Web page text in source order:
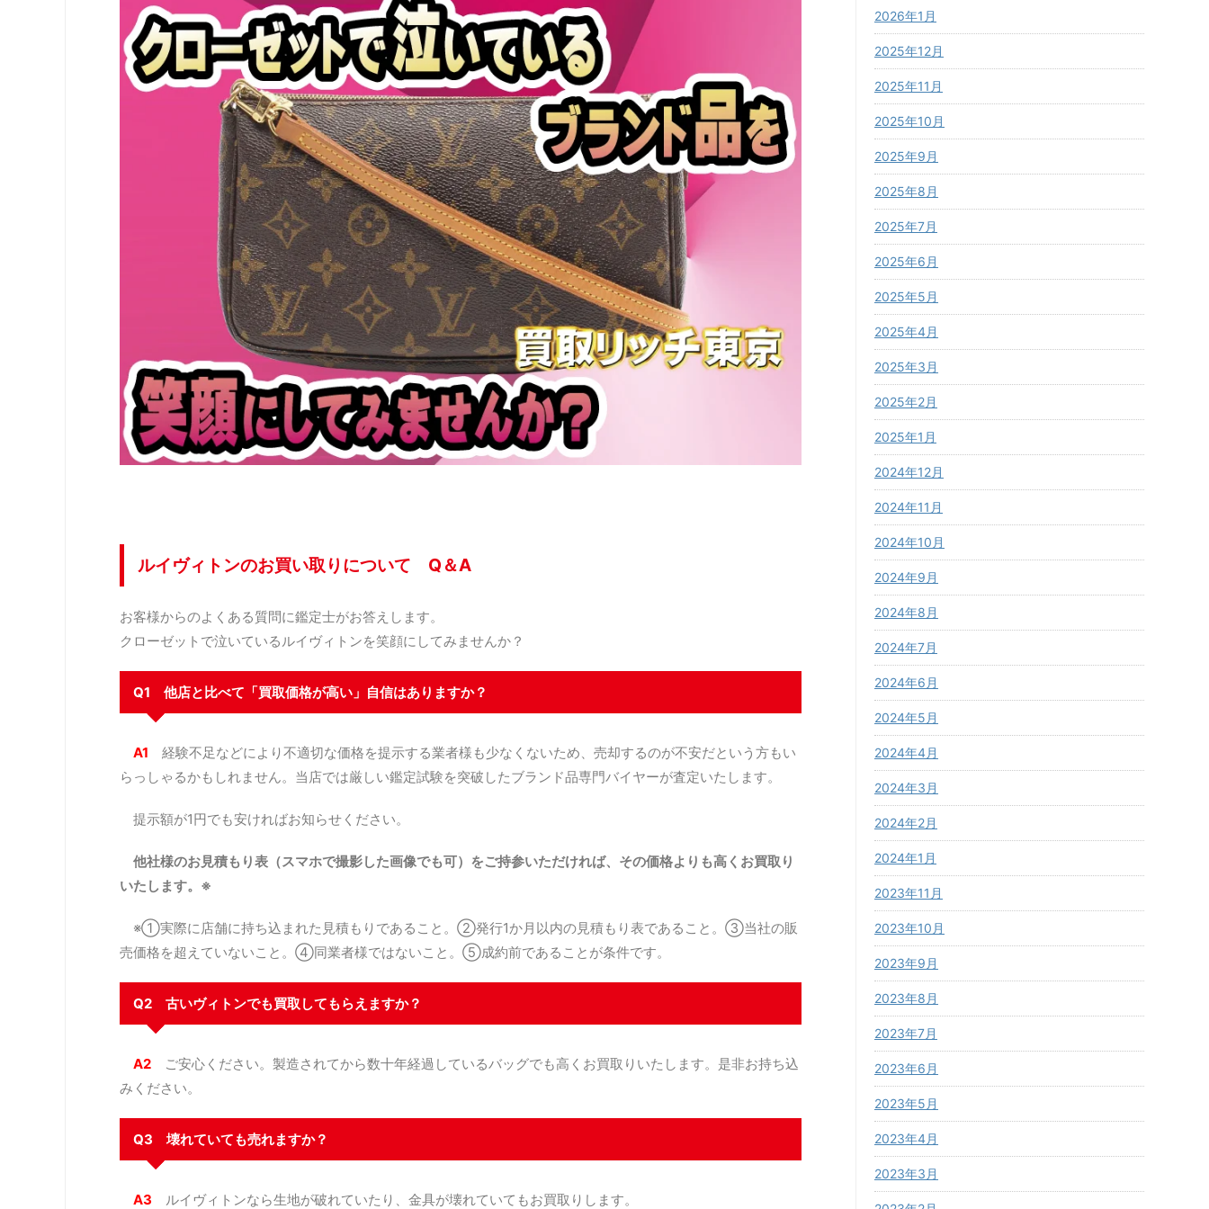
ルイヴィトンのお買い取りについて Q＆A
お客様からのよくある質問に鑑定士がお答えします。
クローゼットで泣いているルイヴィトンを笑顔にしてみませんか？
Q1 他店と比べて「買取価格が高い」自信はありますか？
A1 経験不足などにより不適切な価格を提示する業者様も少なくないため、売却するのが不安だという方もい
らっしゃるかもしれません。当店では厳しい鑑定試験を突破したブランド品専門バイヤーが査定いたします。
提示額が1円でも安ければお知らせください。
他社様のお見積もり表（スマホで撮影した画像でも可）をご持参いただければ、その価格よりも高くお買取り
いたします。※
※①実際に店舗に持ち込まれた見積もりであること。②発行1か月以内の見積もり表であること。③当社の販
売価格を超えていないこと。④同業者様ではないこと。⑤成約前であることが条件です。
Q2 古いヴィトンでも買取してもらえますか？
A2 ご安心ください。製造されてから数十年経過しているバッグでも高くお買取りいたします。是非お持ち込
みください。
Q3 壊れていても売れますか？
A3 ルイヴィトンなら生地が破れていたり、金具が壊れていてもお買取りします。
2026年1月
2025年12月
2025年11月
2025年10月
2025年9月
2025年8月
2025年7月
2025年6月
2025年5月
2025年4月
2025年3月
2025年2月
2025年1月
2024年12月
2024年11月
2024年10月
2024年9月
2024年8月
2024年7月
2024年6月
2024年5月
2024年4月
2024年3月
2024年2月
2024年1月
2023年11月
2023年10月
2023年9月
2023年8月
2023年7月
2023年6月
2023年5月
2023年4月
2023年3月